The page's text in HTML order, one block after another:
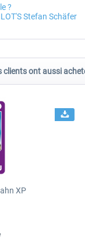
?
Stefan Schäfer
clients ont aussi
XP